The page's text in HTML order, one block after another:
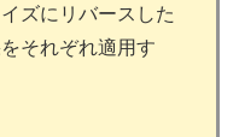
ズにリバースした
それぞれ適用す